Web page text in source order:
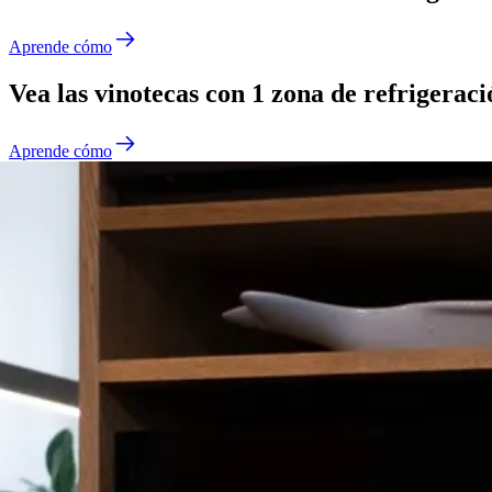
Aprende cómo
Vea las vinotecas con 1 zona de
Aprende cómo